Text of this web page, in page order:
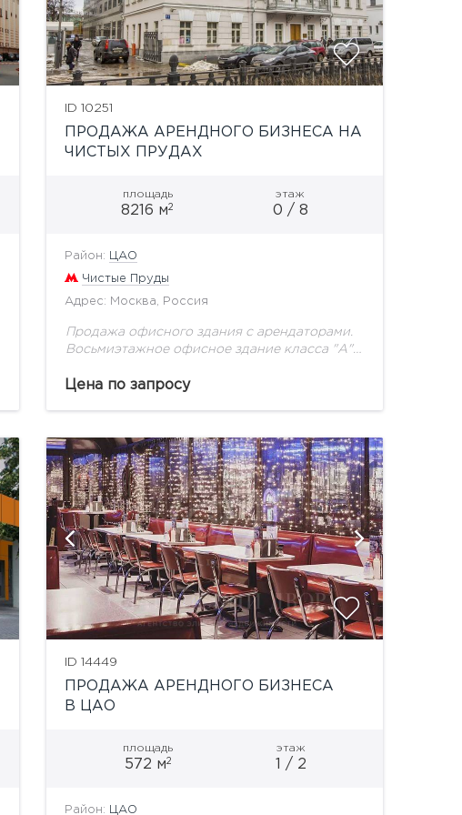
ID 10251
ПРОДАЖА АРЕНДНОГО БИЗНЕСА НА
ЧИСТЫХ ПРУДАХ
площадь
8216 м2
этаж
0 / 8
Район: ЦАО
Чистые Пруды
Адрес: Москва, Россия
Продажа офисного здания с арендаторами.
Восьмиэтажное офисное здание класса "А" с
рестораном. Здание было построено и
Цена по запросу
ID 14449
ПРОДАЖА АРЕНДНОГО БИЗНЕСА
В ЦАО
площадь
572 м2
этаж
1 / 2
Район: ЦАО